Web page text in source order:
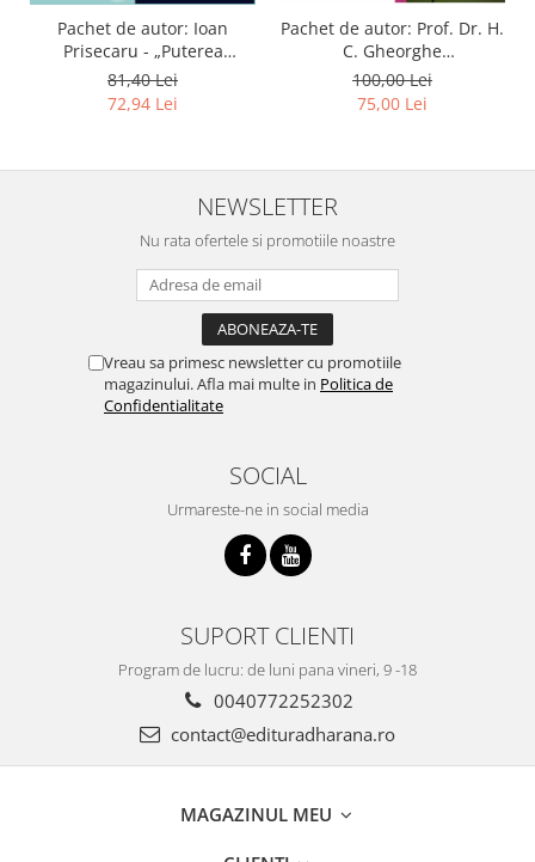
Pachet de autor: Ioan
Prisecaru - „Puterea
cunoasterii” si „Dansul
Energetic”
81,40 Lei
72,94 Lei
Pachet de autor: Prof. Dr. H.
C. Gheorghe
Mencinicopschi
100,00 Lei
75,00 Lei
NEWSLETTER
Nu rata ofertele si promotiile noastre
Vreau sa primesc newsletter cu promotiile
magazinului. Afla mai multe in Politica de
Confidentialitate
SOCIAL
Urmareste-ne in social media
SUPORT CLIENTI
Program de lucru: de luni pana vineri, 9 -18
0040772252302
contact@edituradharana.ro
MAGAZINUL MEU